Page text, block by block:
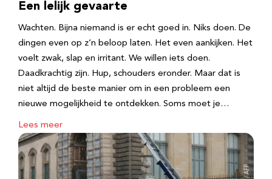
Een lelijk gevaarte
Wachten. Bijna niemand is er echt goed in. Niks doen. De
dingen even op z’n beloop laten. Het even aankijken. Het
voelt zwak, slap en irritant. We willen iets doen.
Daadkrachtig zijn. Hup, schouders eronder. Maar dat is
niet altijd de beste manier om in een probleem een
nieuwe mogelijkheid te ontdekken. Soms moet je…
Lees meer